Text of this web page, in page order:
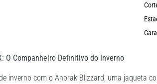
O Companheiro Definitivo do Inverno
inverno com o Anorak Blizzard, uma jaqueta